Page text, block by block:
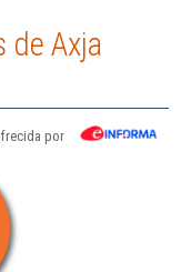
de Axja
por